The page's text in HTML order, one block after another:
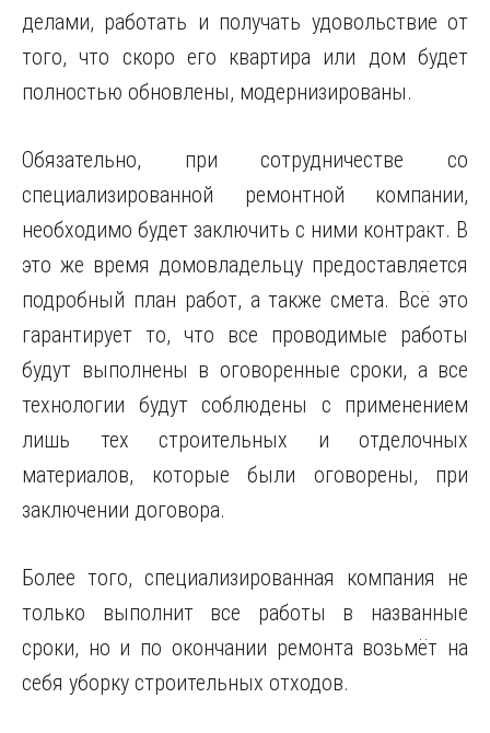
делами, работать и получать удовольствие от
того, что скоро его квартира или дом будет
полностью обновлены, модернизированы.
Обязательно, при сотрудничестве со
специализированной ремонтной компании,
необходимо будет заключить с ними контракт. В
это же время домовладельцу предоставляется
подробный план работ, а также смета. Всё это
гарантирует то, что все проводимые работы
будут выполнены в оговоренные сроки, а все
технологии будут соблюдены с применением
лишь тех строительных и отделочных
материалов, которые были оговорены, при
заключении договора.
Более того, специализированная компания не
только выполнит все работы в названные
сроки, но и по окончании ремонта возьмёт на
себя уборку строительных отходов.